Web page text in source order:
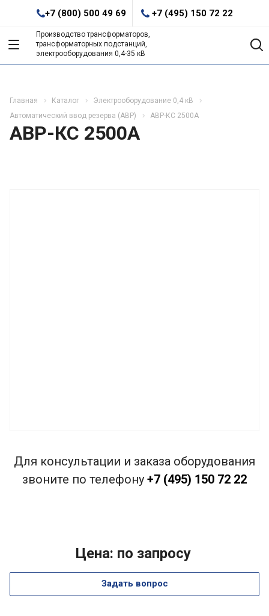
+7 (800) 500 49 69 +7 (495) 150 72 22
Производство трансформаторов,
трансформаторных подстанций,
электрооборудования 0,4-35 кВ
Главная Каталог
Электрооборудование 0,4 кВ
Автоматический ввод резерва (АВР)
АВР-КС 2500А
АВР-КС 2500А
Для консультации и заказа оборудования
звоните по телефону +7 (495) 150 72 22
Цена: по запросу
Задать вопрос